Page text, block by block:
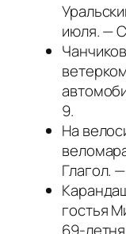
июля. —
9.
На
Глагол.
гостья